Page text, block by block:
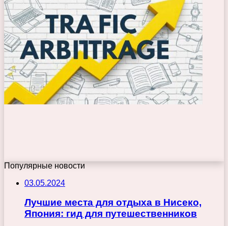
Популярные новости
03.05.2024
Лучшие места для отдыха в Нисеко,
Япония: гид для путешественников